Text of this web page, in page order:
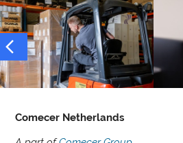
Comecer Netherlands